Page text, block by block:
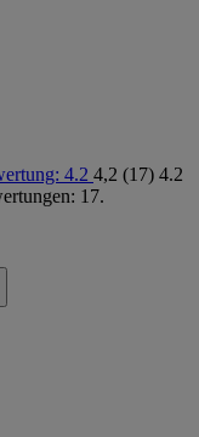
4.2 4,2 (17) 4.2
17.